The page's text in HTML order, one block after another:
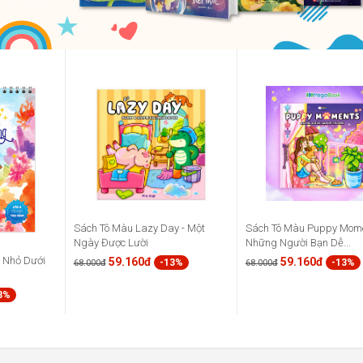
Nhỏ Dưới
Sách Tô Màu Lazy Day - Một
Ngày Được Lười
68.000đ 59.160đ -13%
Sách Tô Màu Puppy
Những Người Bạn Dễ...
68.000đ 59.160đ -13%